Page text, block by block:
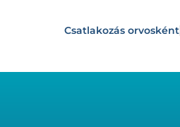
Csatlakozás orvosként